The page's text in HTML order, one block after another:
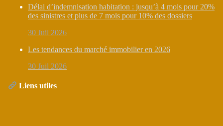
Délai d’indemnisation habitation : jusqu’à 4 mois pour 20%
des sinistres et plus de 7 mois pour 10% des dossiers
30 Juil 2026
Les tendances du marché immobilier en 2026
30 Juil 2026
Liens utiles